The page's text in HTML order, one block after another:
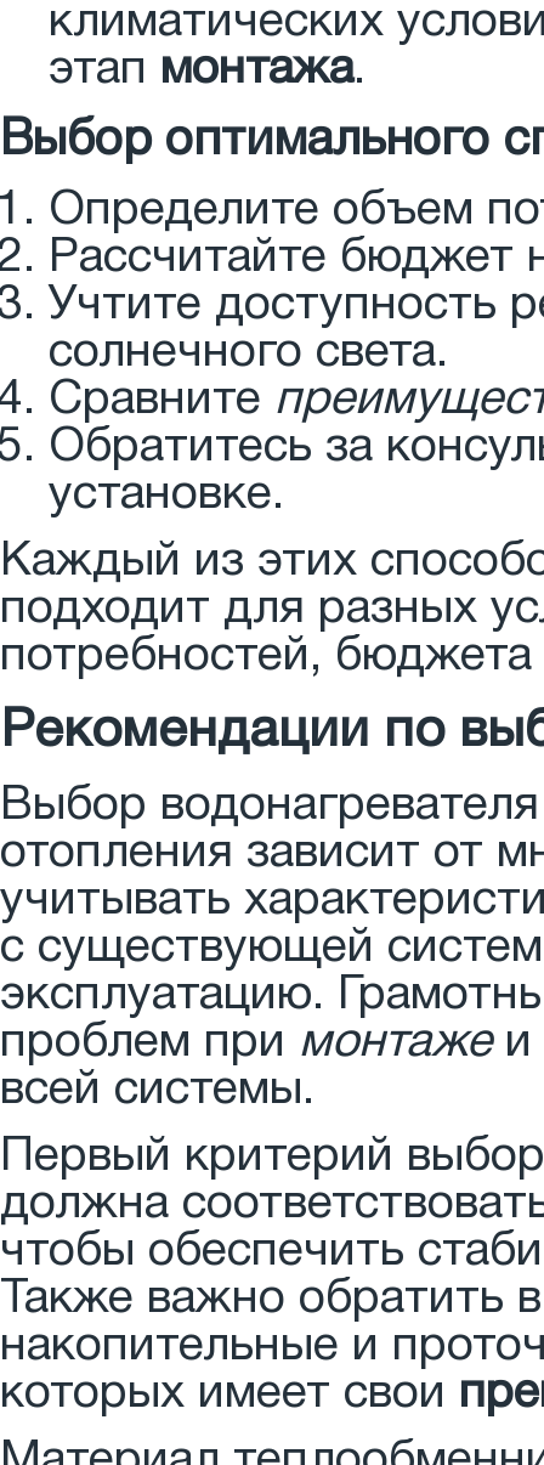
климатических
этап монтажа.
Выбор оптимального
Определите объем
Рассчитайте бюджет
Учтите доступность
солнечного света.
Сравните
Обратитесь за
установке.
Каждый из этих
подходит для разных
потребностей, бюджета
Рекомендации по
Выбор
отопления зависит от
учитывать
с существующей
эксплуатацию.
проблем при монтажеи
всей системы.
Первый критерий
должна
чтобы обеспечить
Также важно обратить
накопительные и
которых имеет свои